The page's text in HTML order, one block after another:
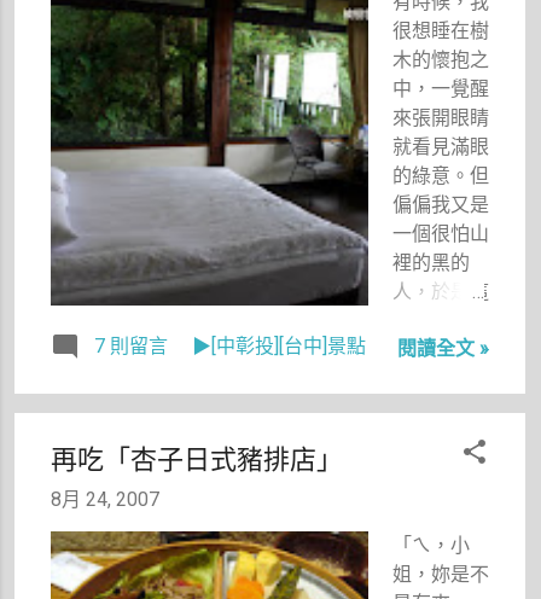
我，一看到
哈密瓜雪
寶，就超想
吃的，於是
加價40元
換掉了附餐
的甜點，這
哈密瓜滋味
讓我回想起
某一年夏天
的北海道。
密瓜霜淇淋
味呢！ 有
時候，食物
某些記憶。
很想睡在樹
木的懷抱之
中，一覺醒
來張開眼睛
就看見滿眼
的綠意。但
偏偏我又是
一個很怕山
裡的黑的
人，於是這
是一種想
天，去了一
趟台中縣和
平鄉的大雪
人，一位是
社區解說員
7 則留言 ▶[中彰投][台中]景點 閱讀全文 »
再吃「杏子日式豬排店」
8月 24, 2007
「ㄟ，小
姐，妳是不